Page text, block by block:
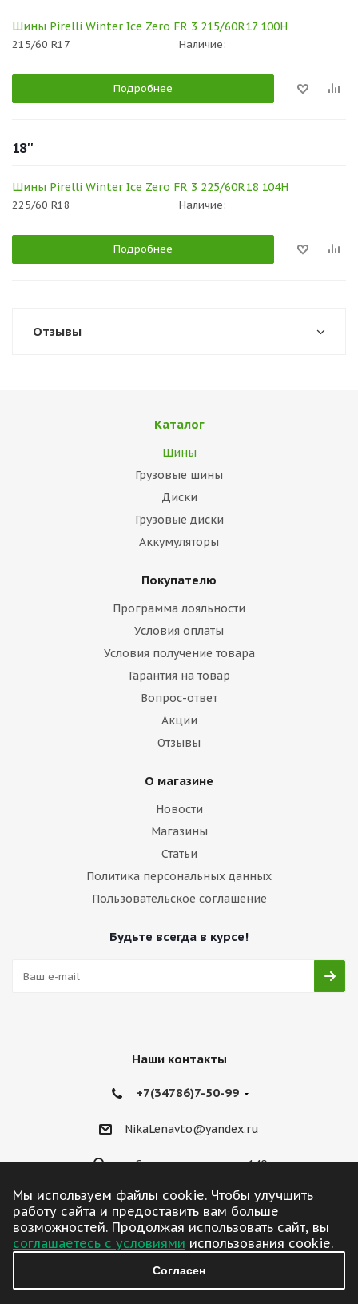
Шины Pirelli Winter Ice Zero FR 3 215/60R17 100H
215/60 R17 Наличие:
Подробнее
18''
Шины Pirelli Winter Ice Zero FR 3 225/60R18 104H
225/60 R18 Наличие:
Подробнее
Отзывы
Каталог
Шины
Грузовые шины
Диски
Грузовые диски
Аккумуляторы
Покупателю
Программа лояльности
Условия оплаты
Условия получение товара
Гарантия на товар
Вопрос-ответ
Акции
Отзывы
О магазине
Новости
Магазины
Статьи
Политика персональных данных
Пользовательское соглашение
Будьте всегда в курсе!
Наши контакты
+7(34786)7-50-99
NikaLenavto@yandex.ru
ул. Советская улица, д. 140
2026 © ЛенАвто
Мы используем файлы cookie. Чтобы улучшить
работу сайта и предоставить вам больше
возможностей. Продолжая использовать сайт, вы
соглашаетесь с условиями использования cookie.
Согласен